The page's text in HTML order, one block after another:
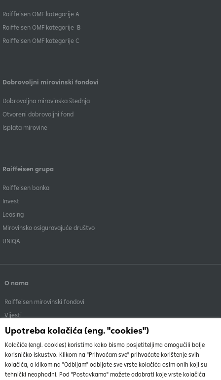
Upotreba kolačića (eng. "cookies")
Kolačiće (engl. cookies) koristimo kako bismo posjetiteljima omogućili bolje
korisničko iskustvo. Klikom na "Prihvaćam sve" prihvaćate korištenje svih
kolačića, a klikom na "Odbijam" odbijate sve vrste kolačića osim onih koji su
tehnički neophodni. Pod "Postavkama" možete odabrati koje vrste kolačića
​Raiffeisen OMF kategorije A
Raiffeisen OMF kategorije B
​Raiffeisen OMF kategorije C
Dobrovoljni mirovinski fondovi
Dobrovoljna mirovinska štednja
Otvoreni dobrovoljni fond
Isplata mirovine
Raiffeisen grupa
Raiffeisen banka
Invest
Leasing
Mirovinsko osiguravajuće društvo
UNIQA
O nama
Raiffeisen mirovinski fondovi
Vijesti
Menadžment
Dokumenti i objave